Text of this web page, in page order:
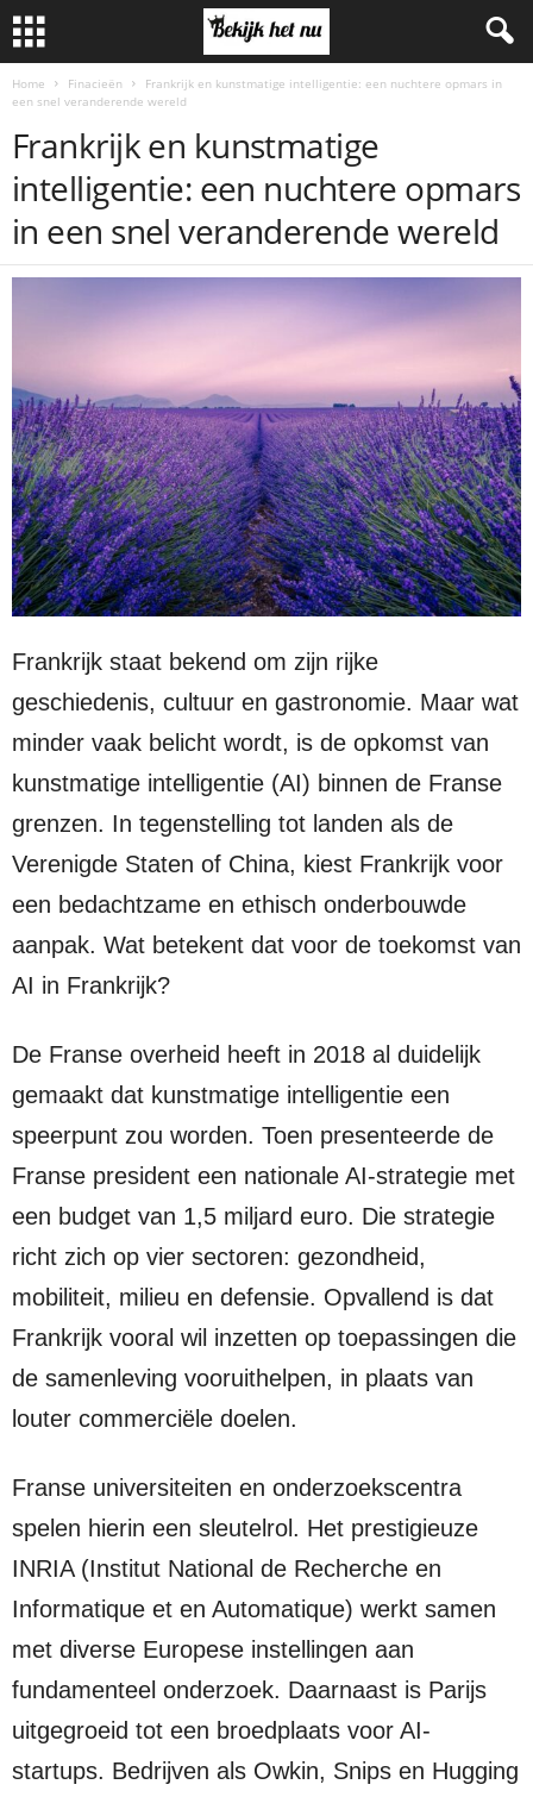
Home Finacieën
Frankrijk en kunstmatige intelligentie: een nuchtere opmars in
een snel veranderende wereld
Frankrijk en kunstmatige
intelligentie: een nuchtere opmars
in een snel veranderende wereld
Frankrijk staat bekend om zijn rijke
geschiedenis, cultuur en gastronomie. Maar wat
minder vaak belicht wordt, is de opkomst van
kunstmatige intelligentie (AI) binnen de Franse
grenzen. In tegenstelling tot landen als de
Verenigde Staten of China, kiest Frankrijk voor
een bedachtzame en ethisch onderbouwde
aanpak. Wat betekent dat voor de toekomst van
AI in Frankrijk?
De Franse overheid heeft in 2018 al duidelijk
gemaakt dat kunstmatige intelligentie een
speerpunt zou worden. Toen presenteerde de
Franse president een nationale AI-strategie met
een budget van 1,5 miljard euro. Die strategie
richt zich op vier sectoren: gezondheid,
mobiliteit, milieu en defensie. Opvallend is dat
Frankrijk vooral wil inzetten op toepassingen die
de samenleving vooruithelpen, in plaats van
louter commerciële doelen.
Franse universiteiten en onderzoekscentra
spelen hierin een sleutelrol. Het prestigieuze
INRIA (Institut National de Recherche en
Informatique et en Automatique) werkt samen
met diverse Europese instellingen aan
fundamenteel onderzoek. Daarnaast is Parijs
uitgegroeid tot een broedplaats voor AI-
startups. Bedrijven als Owkin, Snips en Hugging